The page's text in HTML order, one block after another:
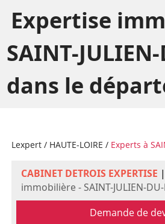
Expertise
SAINT-
dans le
Lexpert/ HAUTE-LOIRE / Experts à
CABINET DETROIS EXPERTISE |
immobilière - SAINT-JULIEN-
Demande de